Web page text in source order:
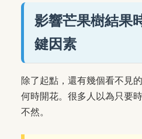
影響芒果樹結果
鍵因素
除了起點，還有幾個看不見
何時開花。很多人以為只要
不然。